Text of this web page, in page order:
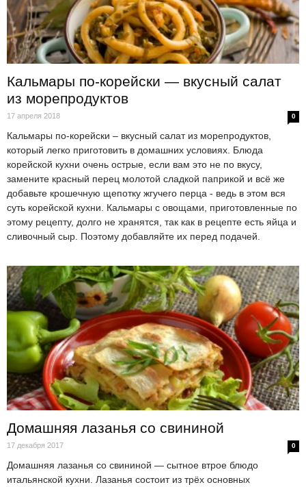
Кальмары по-корейски — вкусный салат
из морепродуктов
17 апреля 2018 0
Кальмары по-корейски – вкусный салат из морепродуктов,
который легко приготовить в домашних условиях. Блюда
корейской кухни очень острые, если вам это не по вкусу,
замените красный перец молотой сладкой паприкой и всё же
добавьте крошечную щепотку жгучего перца - ведь в этом вся
суть корейской кухни. Кальмары с овощами, приготовленные по
этому рецепту, долго не хранятся, так как в рецепте есть яйца и
сливочный сыр. Поэтому добавляйте их перед подачей.
Домашняя лазанья со свининой
17 декабря 2017 0
Домашняя лазанья со свининой — сытное втрое блюдо
итальянской кухни. Лазанья состоит из трёх основных